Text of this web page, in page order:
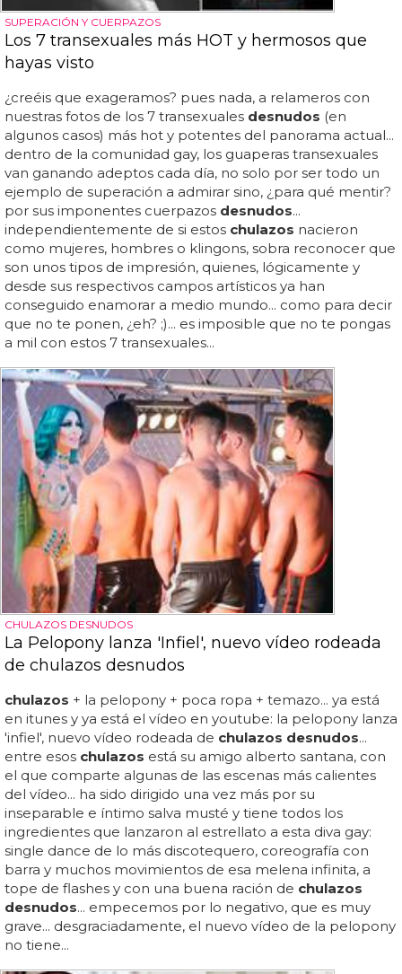
SUPERACIÓN Y CUERPAZOS
Los 7 transexuales más HOT y hermosos que
hayas visto
¿creéis que exageramos? pues nada, a relameros con
nuestras fotos de los 7 transexuales desnudos (en
algunos casos) más hot y potentes del panorama actual...
dentro de la comunidad gay, los guaperas transexuales
van ganando adeptos cada día, no solo por ser todo un
ejemplo de superación a admirar sino, ¿para qué mentir?
por sus imponentes cuerpazos desnudos...
independientemente de si estos chulazos nacieron
como mujeres, hombres o klingons, sobra reconocer que
son unos tipos de impresión, quienes, lógicamente y
desde sus respectivos campos artísticos ya han
conseguido enamorar a medio mundo... como para decir
que no te ponen, ¿eh? ;)... es imposible que no te pongas
a mil con estos 7 transexuales...
CHULAZOS DESNUDOS
La Pelopony lanza 'Infiel', nuevo vídeo rodeada
de chulazos desnudos
chulazos + la pelopony + poca ropa + temazo... ya está
en itunes y ya está el vídeo en youtube: la pelopony lanza
'infiel', nuevo vídeo rodeada de chulazos desnudos...
entre esos chulazos está su amigo alberto santana, con
el que comparte algunas de las escenas más calientes
del vídeo... ha sido dirigido una vez más por su
inseparable e íntimo salva musté y tiene todos los
ingredientes que lanzaron al estrellato a esta diva gay:
single dance de lo más discotequero, coreografía con
barra y muchos movimientos de esa melena infinita, a
tope de flashes y con una buena ración de chulazos
desnudos... empecemos por lo negativo, que es muy
grave... desgraciadamente, el nuevo vídeo de la pelopony
no tiene...